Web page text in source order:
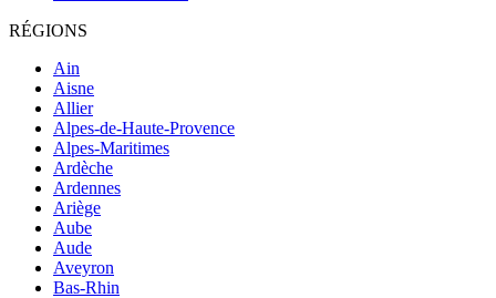
RÉGIONS
Ain
Aisne
Allier
Alpes-de-Haute-Provence
Alpes-Maritimes
Ardèche
Ardennes
Ariège
Aube
Aude
Aveyron
Bas-Rhin